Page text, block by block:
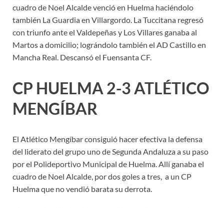
cuadro de Noel Alcalde venció en Huelma haciéndolo
también La Guardia en Villargordo. La Tuccitana regresó
con triunfo ante el Valdepeñas y Los Villares ganaba al
Martos a domicilio; lográndolo también el AD Castillo en
Mancha Real. Descansó el Fuensanta CF.
CP HUELMA 2-3 ATLÉTICO
MENGÍBAR
El Atlético Mengíbar consiguió hacer efectiva la defensa
del liderato del grupo uno de Segunda Andaluza a su paso
por el Polideportivo Municipal de Huelma. Allí ganaba el
cuadro de Noel Alcalde, por dos goles a tres, a un CP
Huelma que no vendió barata su derrota.